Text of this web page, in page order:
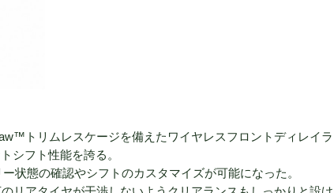
トリムレスケージを備えたワイヤレスフロントディレイ
シフト性能を誇る。
状態の確認やシフトのカスタマイズが可能になった。